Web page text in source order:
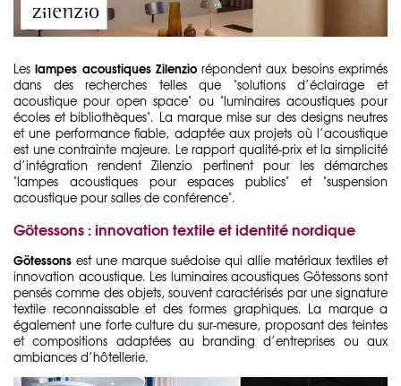
Leslampes acoustiques Zilenziorépondent aux besoins exprimés
dans des recherches telles que "solutions d’éclairage et
acoustique pour open space" ou "luminaires acoustiques pour
écoles et bibliothèques". La marque mise sur des designs neutres
et une performance fiable, adaptée aux projets où l’acoustique
est une contrainte majeure. Le rapport qualité-prix et la simplicité
d’intégration rendent Zilenzio pertinent pour les démarches
"lampes acoustiques pour espaces publics" et "suspension
acoustique pour salles de conférence".
Götessons : innovation textile et identité nordique
Götessons est une marque suédoise qui allie matériaux textiles et
innovation acoustique. Les luminaires acoustiques Götessonssont
pensés comme des objets, souvent caractérisés par une signature
textile reconnaissable et des formes graphiques. La marque a
également une forte culture du sur-mesure, proposant des teintes
et compositions adaptées au branding d’entreprises ou aux
ambiances d’hôtellerie.